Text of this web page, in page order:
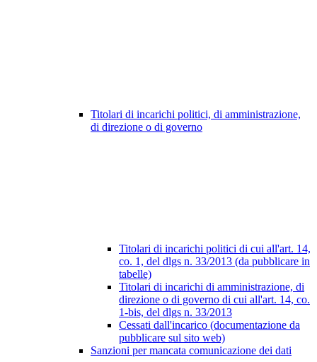
Titolari di incarichi politici, di amministrazione,
di direzione o di governo
Titolari di incarichi politici di cui all'art. 14,
co. 1, del dlgs n. 33/2013 (da pubblicare in
tabelle)
Titolari di incarichi di amministrazione, di
direzione o di governo di cui all'art. 14, co.
1-bis, del dlgs n. 33/2013
Cessati dall'incarico (documentazione da
pubblicare sul sito web)
Sanzioni per mancata comunicazione dei dati